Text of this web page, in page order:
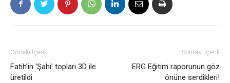
Önceki İçerik
Fatih’in ‘Şahi’ topları 3D ile
üretildi
Sonraki İçerik
ERG Eğitim raporunun göz
önüne serdikleri!